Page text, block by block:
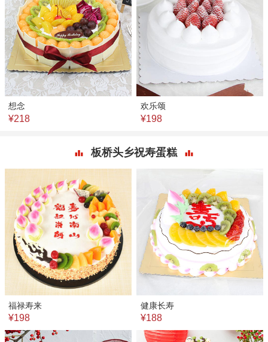
想念
¥218
欢乐颂
¥198
板桥头乡祝寿蛋糕
福禄寿来
¥198
健康长寿
¥188